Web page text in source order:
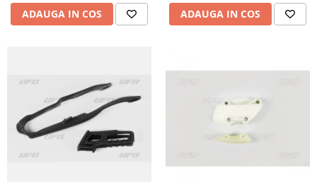
Rulmenti ghidon
Suport pasager PUIG
Suport/Suruburi/Piulite/Cleme
Semering pompa apa
ADAUGA IN COS ADAUGA IN COS